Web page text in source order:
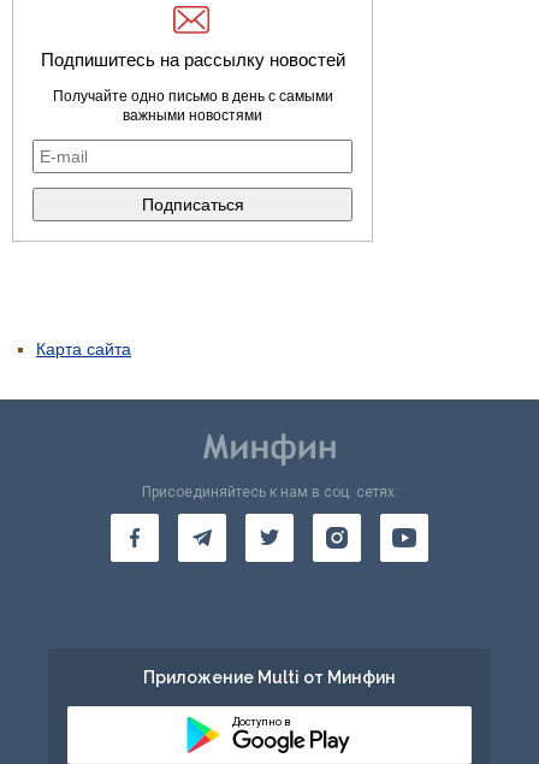
Подпишитесь на рассылку новостей
Получайте одно письмо в день с самыми
важными новостями
Карта сайта
Присоединяйтесь к нам в соц. сетях:
Приложение Multi от Минфин
Доступно в